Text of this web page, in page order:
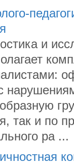
и
так и по
ра ...